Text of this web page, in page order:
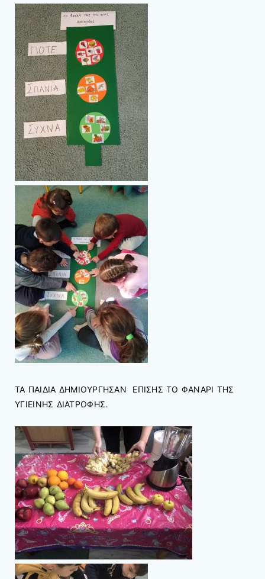
ΤΑ ΠΑΙΔΙΑ ΔΗΜΙΟΥΡΓΗΣΑΝ ΕΠΙΣΗΣ ΤΟ ΦΑΝΑΡΙ ΤΗΣ
ΥΓΙΕΙΝΗΣ ΔΙΑΤΡΟΦΗΣ.